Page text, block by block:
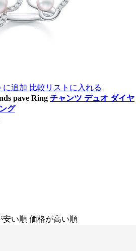
に追加 比較リストに入れる
pave Ring チャンツ デュオ ダイヤ
グ
安い順 価格が高い順